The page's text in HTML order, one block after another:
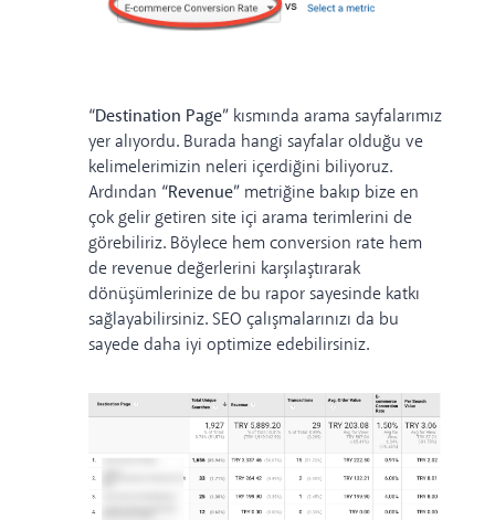
“Destination Page” kısmında arama sayfalarımız
yer alıyordu. Burada hangi sayfalar olduğu ve
kelimelerimizin neleri içerdiğini biliyoruz.
Ardından “Revenue” metriğine bakıp bize en
çok gelir getiren site içi arama terimlerini de
görebiliriz. Böylece hem conversion rate hem
de revenue değerlerini karşılaştırarak
dönüşümlerinize de bu rapor sayesinde katkı
sağlayabilirsiniz. SEO çalışmalarınızı da bu
sayede daha iyi optimize edebilirsiniz.